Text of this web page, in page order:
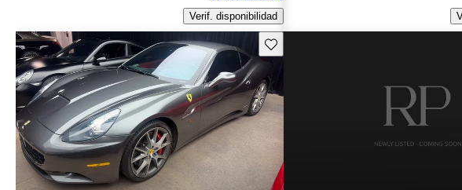
Verif. disponibilidad
Guarda este Aviso